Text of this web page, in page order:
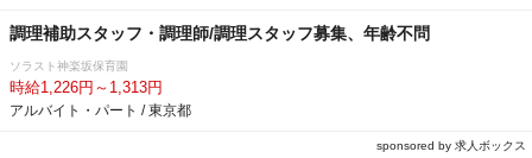
調理補助スタッフ・調理師/調理スタッフ募集、年齢不問
ソラスト神楽坂保育園
時給1,226円～1,313円
アルバイト・パート / 東京都
sponsored by 求人ボックス